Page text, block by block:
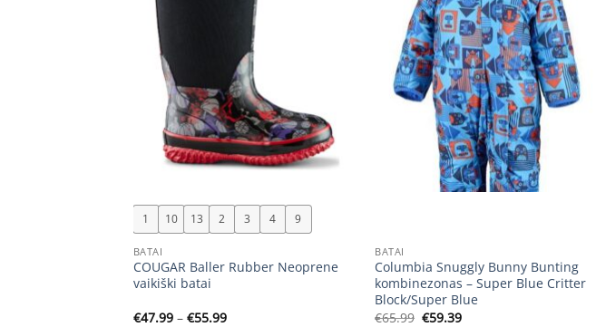
1 10 13 2 3 4 9
BATAI
COUGAR Baller Rubber Neoprene
vaikiški batai
€47.99 – €55.99Price
BATAI
Columbia Snuggly Bunny Bunting
kombinezonas – Super Blue Critter
Block/Super Blue
€65.99 Original
€59.39Current